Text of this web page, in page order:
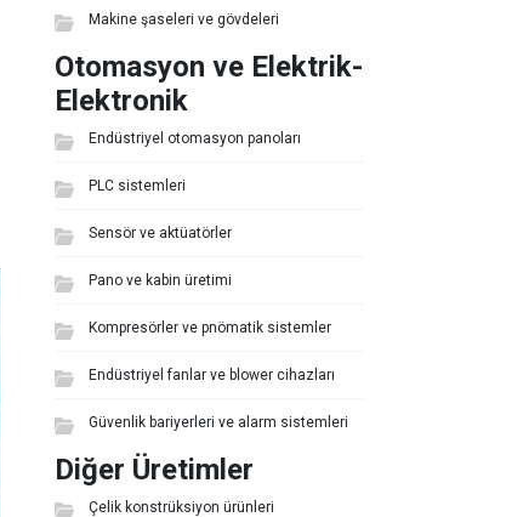
Makine şaseleri ve gövdeleri
Otomasyon ve Elektrik-
Elektronik
Endüstriyel otomasyon panoları
PLC sistemleri
Sensör ve aktüatörler
Pano ve kabin üretimi
Kompresörler ve pnömatik sistemler
Endüstriyel fanlar ve blower cihazları
Güvenlik bariyerleri ve alarm sistemleri
Diğer Üretimler
Çelik konstrüksiyon ürünleri